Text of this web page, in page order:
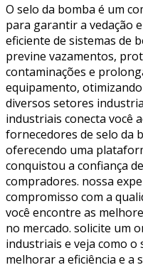
O selo da bomba é um
para garantir a vedação
eficiente de sistemas de
previne vazamentos,
contaminações e
equipamento,
diversos setores
industriais conecta você
fornecedores de selo da
oferecendo uma
conquistou a confiança
compradores. nossa
compromisso com a
você encontre as
no mercado. solicite um
industriais e veja como o
melhorar a eficiência e a